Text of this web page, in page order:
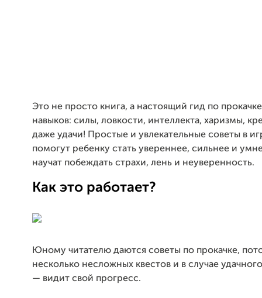
Это не просто книга, а настоящий гид по
навыков: силы, ловкости, интеллекта, харизмы,
даже удачи! Простые и увлекательные советы в
помогут ребенку стать увереннее, сильнее и
научат побеждать страхи, лень и неуверенность.
Как это работает?
Юному читателю даются советы по прокачке,
несколько несложных квестов и в случае
— видит свой прогресс.